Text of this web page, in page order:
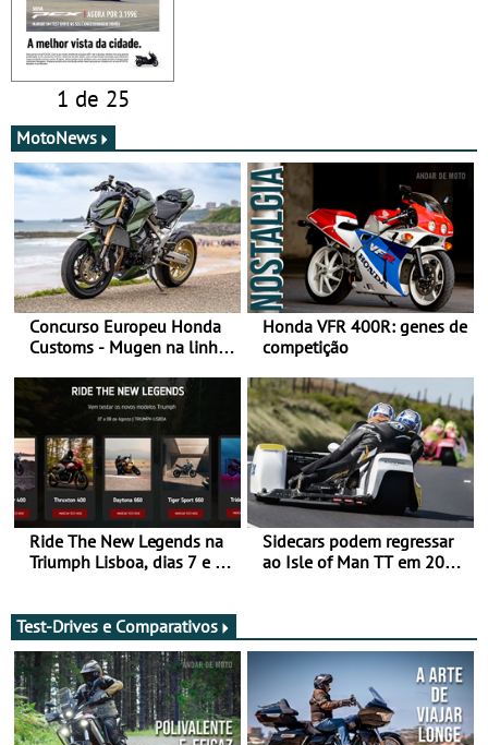
1 de 25
MotoNews
Concurso Europeu Honda
Customs - Mugen na linha
ganhar
Honda VFR 400R: genes de
competição
Ride The New Legends na
Triumph Lisboa, dias 7 e 8
Sidecars podem regressar
ao Isle of Man TT em 2027
Test-Drives e Comparativos